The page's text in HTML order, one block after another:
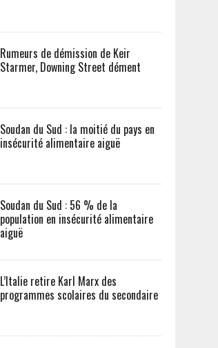
Rumeurs de démission de Keir
Starmer, Downing Street dément
Soudan du Sud : la moitié du pays en
insécurité alimentaire aiguë
Soudan du Sud : 56 % de la
population en insécurité alimentaire
aiguë
L’Italie retire Karl Marx des
programmes scolaires du secondaire